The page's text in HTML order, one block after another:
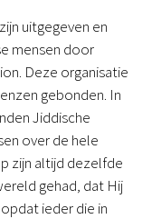
uitgegeven en
mensen door
Deze organisatie
gebonden. In
Jiddische
over de hele
zijn altijd dezelfde
gehad, dat Hij
ieder die in